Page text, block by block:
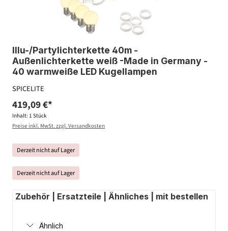
Illu-/Partylichterkette 40m -
Außenlichterkette weiß -Made in Germany -
40 warmweiße LED Kugellampen
SPICELITE
419,09 €*
Inhalt: 1 Stück
Preise inkl. MwSt. zzgl. Versandkosten
Derzeit nicht auf Lager
Derzeit nicht auf Lager
Zubehör | Ersatzteile | Ähnliches | mit bestellen
Ähnlich